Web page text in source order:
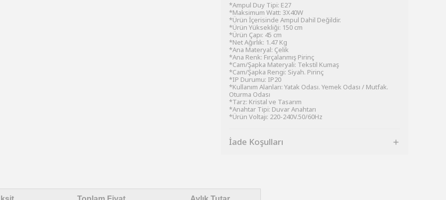
*Ampul Duy Tipi: E27
*Maksimum Watt: 3X40W
*Ürün İçerisinde Ampul Dahil Değildir.
*Ürün Yüksekliği: 150 cm
*Ürün Çapı: 45 cm
*Net Ağırlık: 1.47 Kg
*Ana Materyal: Çelik
*Ana Renk: Fırçalanmış Pirinç
*Cam/Şapka Materyali: Tekstil Kumaş
*Cam/Şapka Rengi: Siyah. Pirinç
*IP Durumu: IP20
*Kullanım Alanları: Yatak Odası. Yemek Odası / Mutfak.
Oturma Odası
*Tarz: Kristal ve Tasarım
*Anahtar Tipi: Duvar Anahtarı
*Ürün Voltajı: 220-240V.50/60Hz
İade Koşulları